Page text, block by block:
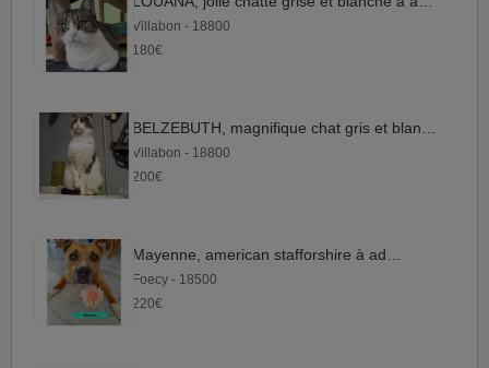
Villabon - 18800
180€
Villabon - 18800
200€
Foecy - 18500
220€